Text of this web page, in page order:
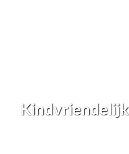
Kindvriendelijk